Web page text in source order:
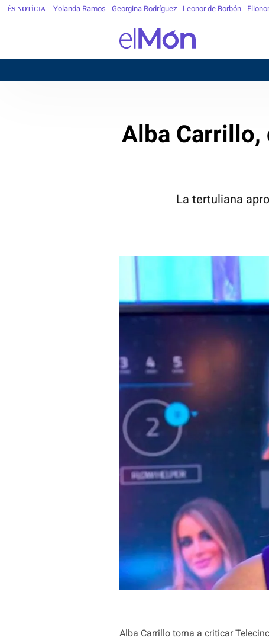
ÉS NOTÍCIA Yolanda Ramos Georgina Rodríguez Leonor de Borbón
Alba Carrillo torna a criticar
Alba Carrillo,
La tertuliana